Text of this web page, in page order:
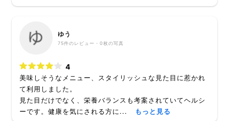
ゆう
75件のレビュー・ 0枚の写真
4
美味しそうなメニュー、スタイリッシュな見た目に惹かれ
て利用しました。
見た目だけでなく、栄養バランスも考案されていてヘルシ
ーです。健康を気にされる方に...
もっと見る